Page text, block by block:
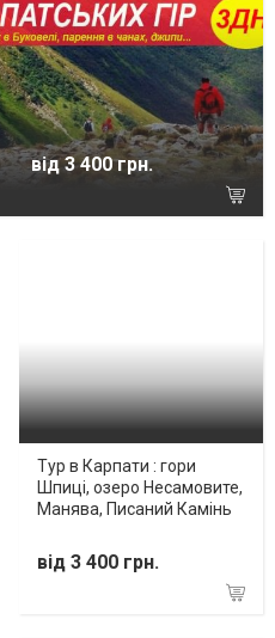
від 3 400 грн.
Тур в Карпати : гори
Шпиці, озеро Несамовите,
Манява, Писаний Камінь
від 3 400 грн.